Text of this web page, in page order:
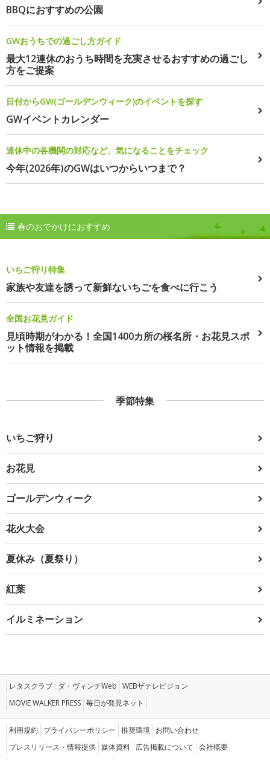
BBQにおすすめの公園
GWおうちでの過ごし方ガイド
最大12連休のおうち時間を充実させるおすすめの過ごし
方をご提案
日付からGW(ゴールデンウィーク)のイベントを探す
GWイベントカレンダー
連休中の各機関の対応など、気になることをチェック
今年(2026年)のGWはいつからいつまで？
春のおでかけにおすすめ
いちご狩り特集
家族や友達を誘って新鮮ないちごを食べに行こう
全国お花見ガイド
見頃時期がわかる！全国1400カ所の桜名所・お花見スポ
ット情報を掲載
季節特集
いちご狩り
お花見
ゴールデンウィーク
花火大会
夏休み（夏祭り）
紅葉
イルミネーション
レタスクラブ ダ・ヴィンチWeb WEBザテレビジョン
MOVIE WALKER PRESS 毎日が発見ネット
利用規約 プライバシーポリシー 推奨環境 お問い合わせ
プレスリリース・情報提供 媒体資料 広告掲載について 会社概要